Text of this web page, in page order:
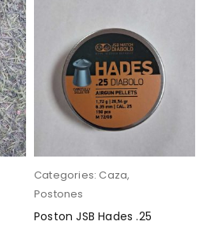
Categories: Caza,
Postones
Poston JSB Hades .25